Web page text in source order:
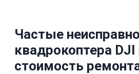
Частые
квадрокоптера DJI
стоимость